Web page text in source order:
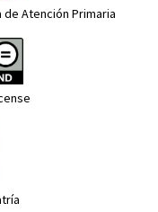
Atención Primaria